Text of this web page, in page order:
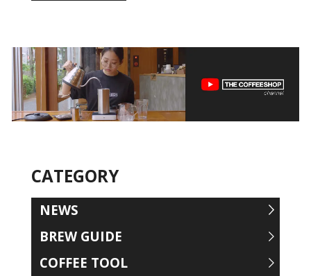
CATEGORY
NEWS
BREW GUIDE
COFFEE TOOL